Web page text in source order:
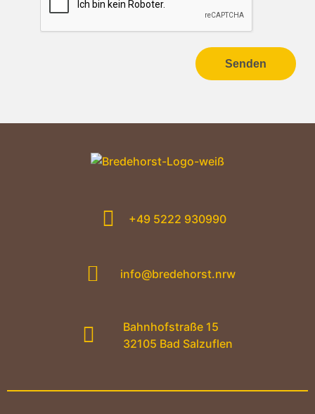
+49 5222 930990
info@bredehorst.nrw
Bahnhofstraße 15
32105 Bad Salzuflen